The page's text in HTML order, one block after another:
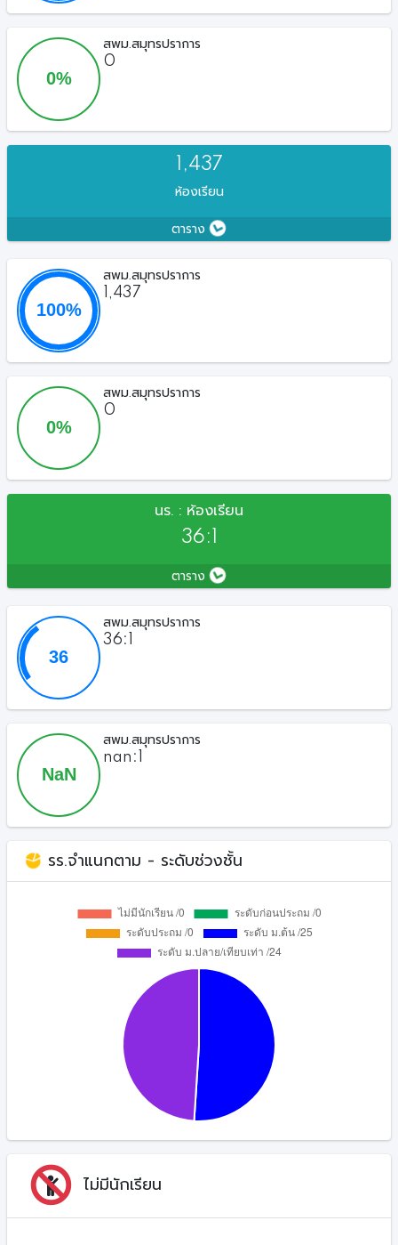
สพม.สมุทรปราการ
0
1,437
ห้องเรียน
ตาราง
สพม.สมุทรปราการ
1,437
สพม.สมุทรปราการ
0
นร. : ห้องเรียน
36:1
ตาราง
สพม.สมุทรปราการ
36:1
สพม.สมุทรปราการ
nan:1
รร.จำแนกตาม - ระดับช่วงชั้น
ไม่มีนักเรียน